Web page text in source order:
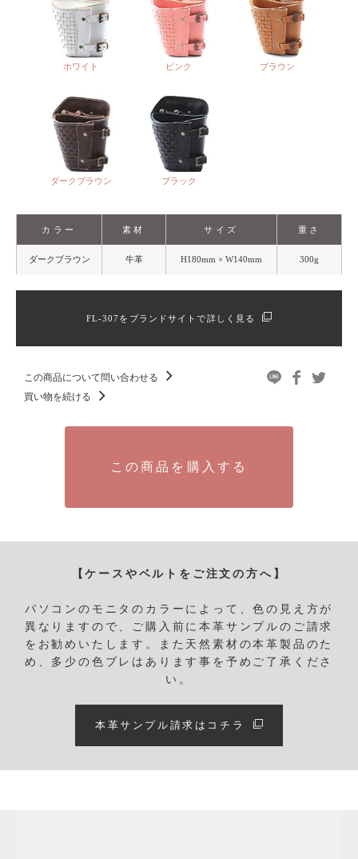
ホワイト ピンク ブラウン
ダークブラウン ブラック
カラー 素材 サイズ 重さ
ダークブラウン 牛革 H180mm × W140mm 300g
FL-307をブランドサイトで詳しく見る
この商品を購入する
この商品について問い合わせる
買い物を続ける
【ケースやベルトをご注文の方へ】
パソコンのモニタのカラーによって、色の見え方が
異なりますので、ご購入前に本革サンプルのご請求
をお勧めいたします。
また天然素材の本革製品のた
め、多少の色ブレはあります事を予めご了承くださ
い。
本革サンプル請求はコチラ